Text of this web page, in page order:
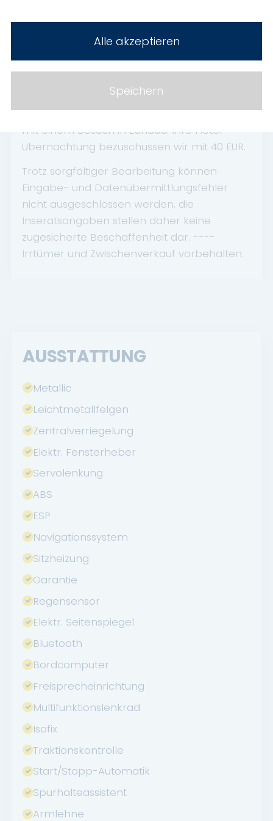
Inzahlungnahme Ihres Altwagens
Weite Anreise? Kein Problem! Bei
(max. 40 EUR/2.Kl/1 Pers) oder alternativ
verbinden Sie die Fahrzeugabholung doch
mit einem Besuch in Landau: Ihre Hotel-
Übernachtung bezuschussen wir mit 40 EUR.
Trotz sorgfältiger Bearbeitung können
Eingabe- und Datenübermittlungsfehler
nicht ausgeschlossen werden, die
Inseratsangaben stellen daher keine
zugesicherte Beschaffenheit dar. ----
Irrtümer und Zwischenverkauf vorbehalten.
AUSSTATTUNG
Metallic
Leichtmetallfelgen
Zentralverriegelung
Elektr. Fensterheber
Servolenkung
ABS
ESP
Navigationssystem
Sitzheizung
Garantie
Regensensor
Elektr. Seitenspiegel
Bluetooth
Bordcomputer
Freisprecheinrichtung
Multifunktionslenkrad
Isofix
Traktionskontrolle
Start/Stopp-Automatik
Spurhalteassistent
Armlehne
Alle akzeptieren
Speichern